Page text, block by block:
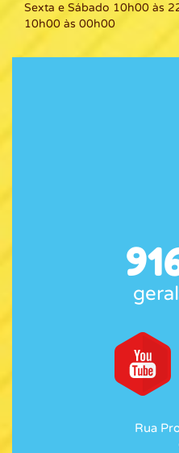
Sexta e Sábado 10h00 às
10h00 às 00h00
Rua